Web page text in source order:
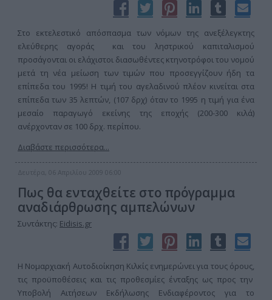
Στο εκτελεστικό απόσπασμα των νόμων της ανεξέλεγκτης
ελεύθερης αγοράς και του ληστρικού καπιταλισμού
προσάγονται οι ελάχιστοι διασωθέντες κτηνοτρόφοι του νομού
μετά τη νέα μείωση των τιμών που προσεγγίζουν ήδη τα
επίπεδα του 1995! Η τιμή του αγελαδινού πλέον κινείται στα
επίπεδα των 35 λεπτών, (107 δρχ) όταν το 1995 η τιμή για ένα
μεσαίο παραγωγό εκείνης της εποχής (200-300 κιλά)
ανέρχονταν σε 100 δρχ. περίπου.
Διαβάστε περισσότερα...
Δευτέρα, 06 Απριλίου 2009 06:00
Πως θα ενταχθείτε στο πρόγραμμα
αναδιάρθρωσης αμπελώνων
Συντάκτης: Eidisis.gr
Η Νομαρχιακή Αυτοδιοίκηση Κιλκίς ενημερώνει για τους όρους,
τις προϋποθέσεις και τις προθεσμίες ένταξης ως προς την
Υποβολή Αιτήσεων Εκδήλωσης Ενδιαφέροντος για το